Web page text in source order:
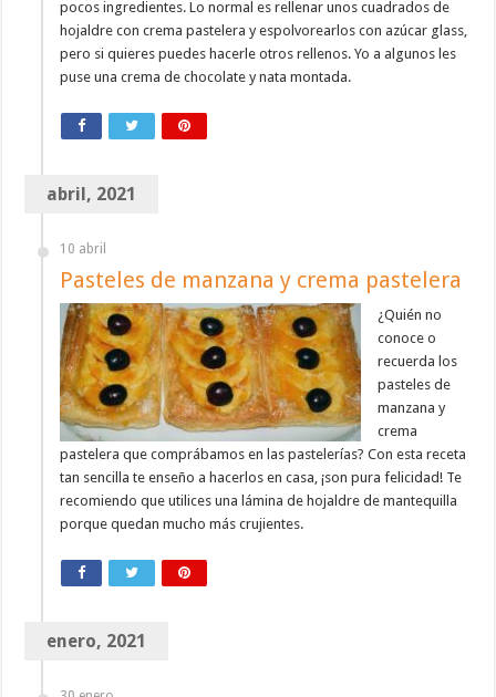
pocos ingredientes. Lo normal es rellenar unos cuadrados de
hojaldre con crema pastelera y espolvorearlos con azúcar glass,
pero si quieres puedes hacerle otros rellenos. Yo a algunos les
puse una crema de chocolate y nata montada.
abril, 2021
10 abril
Pasteles de manzana y crema pastelera
¿Quién no
conoce o
recuerda los
pasteles de
manzana y
crema
pastelera que comprábamos en las pastelerías? Con esta receta
tan sencilla te enseño a hacerlos en casa, ¡son pura felicidad! Te
recomiendo que utilices una lámina de hojaldre de mantequilla
porque quedan mucho más crujientes.
enero, 2021